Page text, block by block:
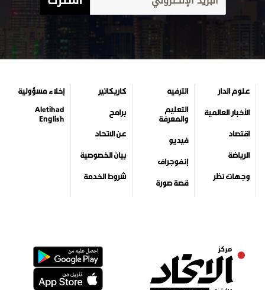
علوم الدار
الأخبار العالمية
اقتصاد
الرياضة
وجهات نظر
الترفيه
التعليم
والمعرفة
فيديو
إنفوجراف
قصة صورة
كاريكاتير
برامج
عن الاتحاد
بيان الخصوصية
شروط الخدمة
إخلاء مسؤولية
Aletihad
English